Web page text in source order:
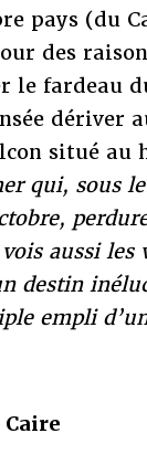
pays (du
des
le fardeau
dériver
situé au
qui, sous
aussi les
destin
empli